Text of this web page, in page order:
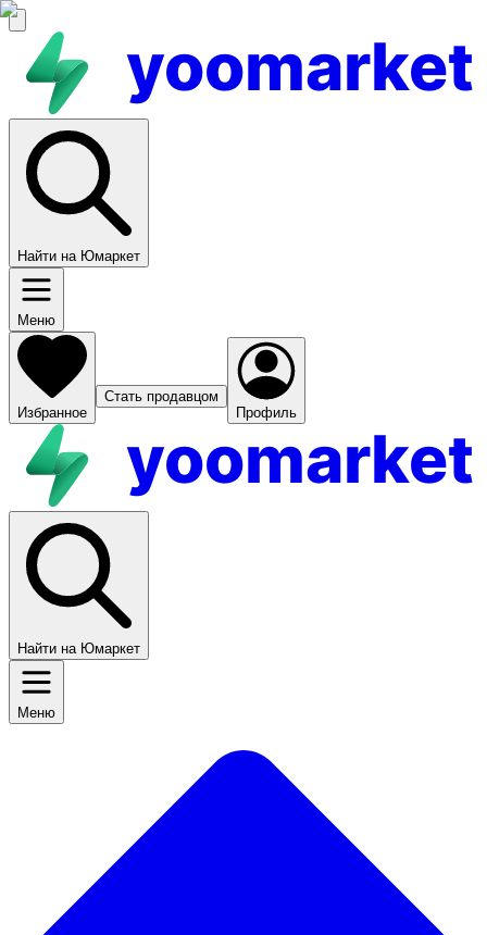
yoomarket
Найти на Юмаркет
Меню
Избранное
Стать продавцом
Профиль
yoomarket
Найти на Юмаркет
Меню